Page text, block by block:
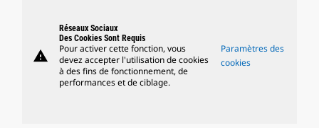
warning
Réseaux Sociaux
Des Cookies Sont Requis
Pour activer cette fonction, vous
devez accepter l'utilisation de cookies
à des fins de fonctionnement, de
performances et de ciblage.
Paramètres des
cookies